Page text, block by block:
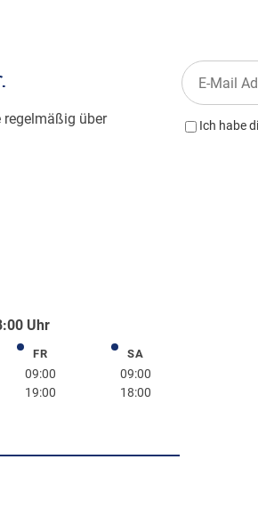
Uhr
FRFreitag
09:00
19:00
SASamstag
09:00
18:00